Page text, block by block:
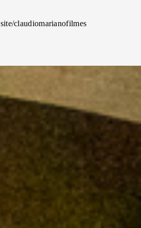
site/claudiomarianofilmes